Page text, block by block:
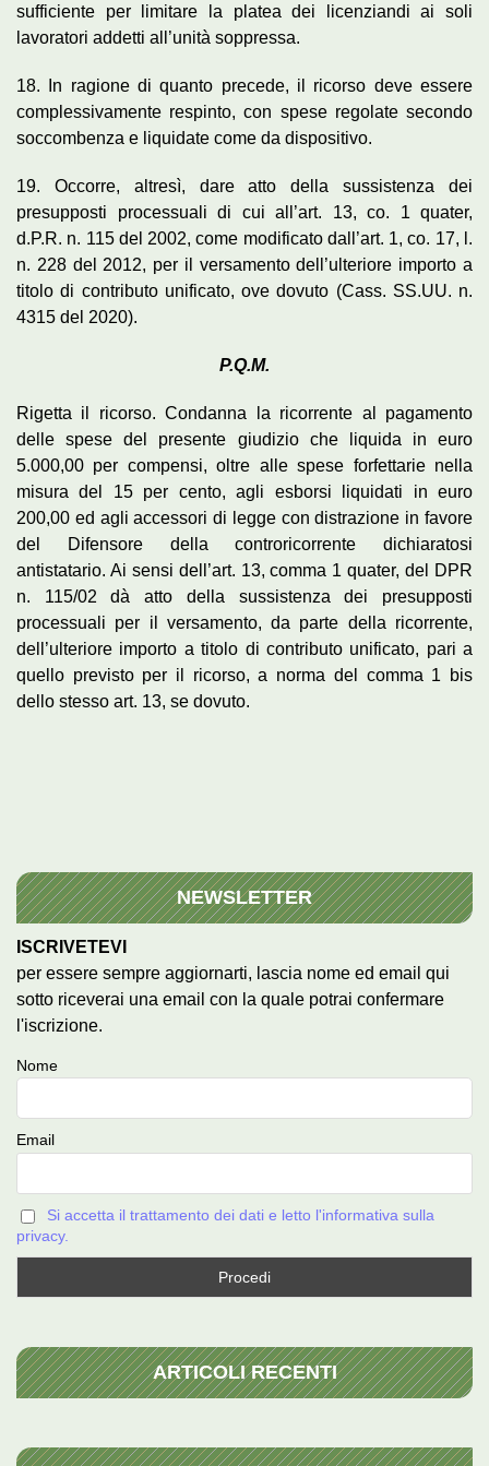
sufficiente per limitare la platea dei licenziandi ai soli
lavoratori addetti all’unità soppressa.
18. In ragione di quanto precede, il ricorso deve essere
complessivamente respinto, con spese regolate secondo
soccombenza e liquidate come da dispositivo.
19. Occorre, altresì, dare atto della sussistenza dei
presupposti processuali di cui all’art. 13, co. 1 quater,
d.P.R. n. 115 del 2002, come modificato dall’art. 1, co. 17, l.
n. 228 del 2012, per il versamento dell’ulteriore importo a
titolo di contributo unificato, ove dovuto (Cass. SS.UU. n.
4315 del 2020).
P.Q.M.
Rigetta il ricorso. Condanna la ricorrente al pagamento
delle spese del presente giudizio che liquida in euro
5.000,00 per compensi, oltre alle spese forfettarie nella
misura del 15 per cento, agli esborsi liquidati in euro
200,00 ed agli accessori di legge con distrazione in favore
del Difensore della controricorrente dichiaratosi
antistatario. Ai sensi dell’art. 13, comma 1 quater, del DPR
n. 115/02 dà atto della sussistenza dei presupposti
processuali per il versamento, da parte della ricorrente,
dell’ulteriore importo a titolo di contributo unificato, pari a
quello previsto per il ricorso, a norma del comma 1 bis
dello stesso art. 13, se dovuto.
NEWSLETTER
ISCRIVETEVI
per essere sempre aggiornarti, lascia nome ed email qui
sotto riceverai una email con la quale potrai confermare
l'iscrizione.
Nome
Email
Si accetta il trattamento dei dati e letto l'informativa sulla
privacy.
ARTICOLI RECENTI